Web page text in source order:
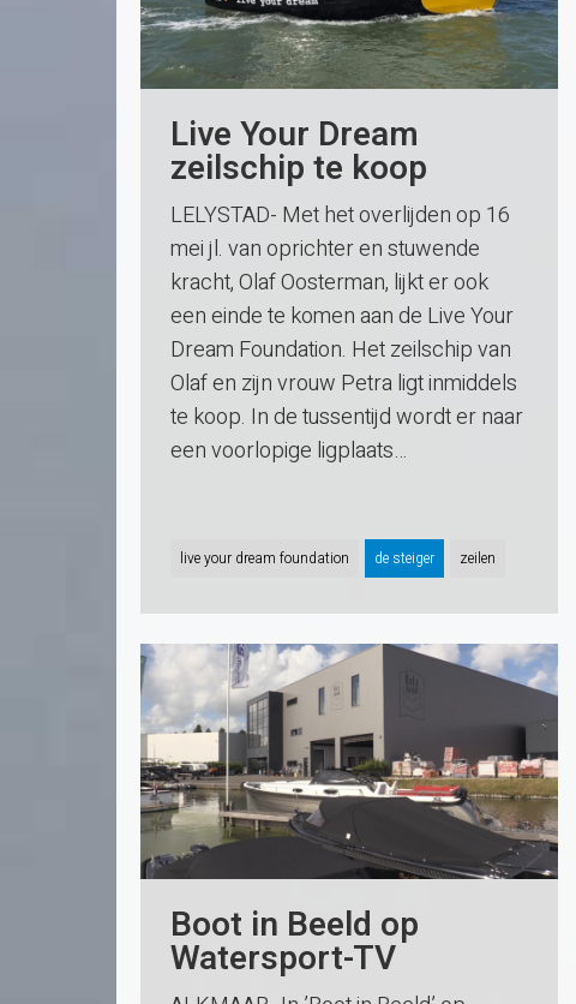
Live Your Dream
zeilschip te koop
LELYSTAD- Met het overlijden op 16
mei jl. van oprichter en stuwende
kracht, Olaf Oosterman, lijkt er ook
een einde te komen aan de Live Your
Dream Foundation. Het zeilschip van
Olaf en zijn vrouw Petra ligt inmiddels
te koop. In de tussentijd wordt er naar
een voorlopige ligplaats…
live your dream foundation de steiger zeilen
Boot in Beeld op
Watersport-TV